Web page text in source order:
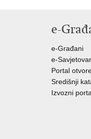
e-
e-Građani
e-
Portal
Središnji
Izvozni